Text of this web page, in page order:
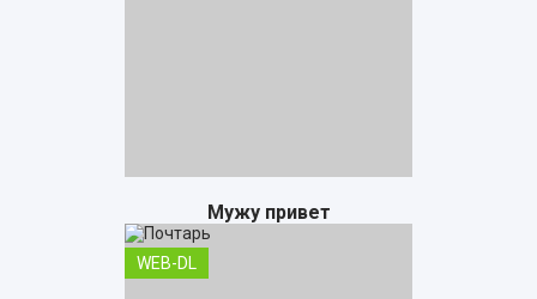
Мужу привет
WEB-DL